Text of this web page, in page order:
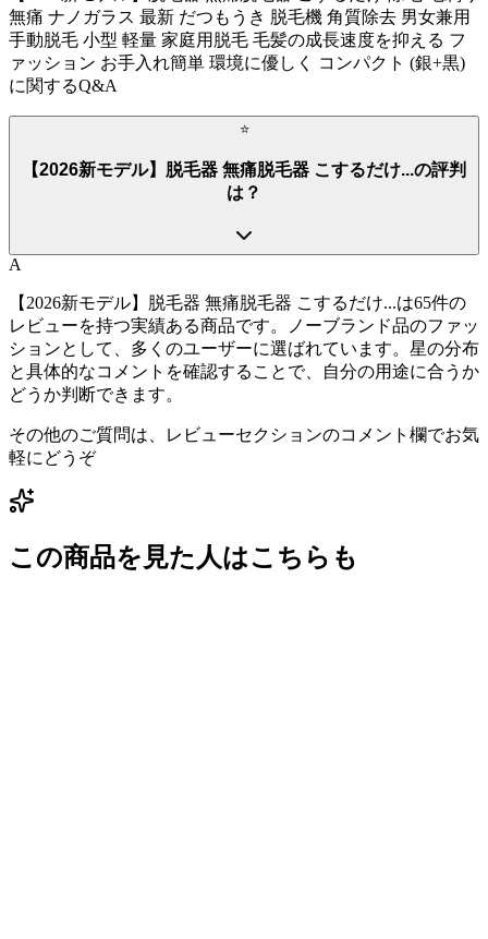
無痛 ナノガラス 最新 だつもうき 脱毛機 角質除去 男女兼用
手動脱毛 小型 軽量 家庭用脱毛 毛髪の成長速度を抑える フ
ァッション お手入れ簡単 環境に優しく コンパクト (銀+黒)
に関するQ&A
⭐
【2026新モデル】脱毛器 無痛脱毛器 こするだけ...の評判
は？
A
【2026新モデル】脱毛器 無痛脱毛器 こするだけ...は65件の
レビューを持つ実績ある商品です。ノーブランド品のファッ
ションとして、多くのユーザーに選ばれています。星の分布
と具体的なコメントを確認することで、自分の用途に合うか
どうか判断できます。
その他のご質問は、レビューセクションのコメント欄でお気
軽にどうぞ
この商品を見た人はこちらも